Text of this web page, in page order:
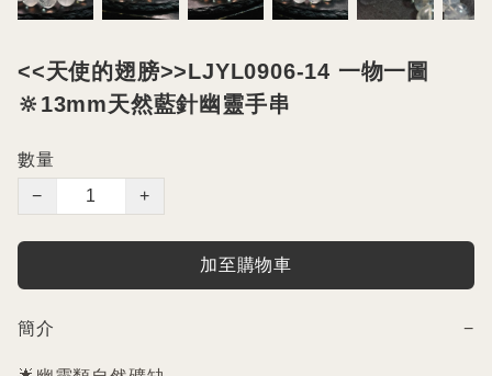
<<天使的翅膀>>LJYL0906-14 一物一圖
🔆13mm天然藍針幽靈手串
數量
−
+
加至購物車
簡介 −